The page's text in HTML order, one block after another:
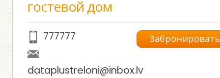
гостевой дом
Забронировать
777777
dataplustreloni@inbox.lv